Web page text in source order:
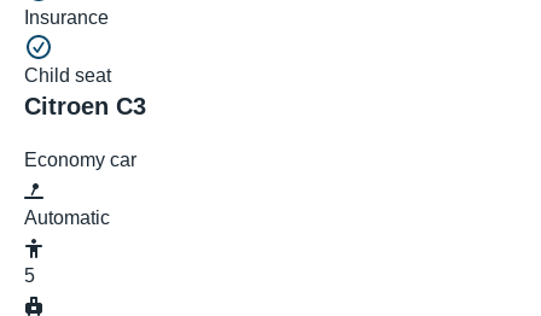
Insurance
Child seat
Citroen C3
Economy car
Automatic
5